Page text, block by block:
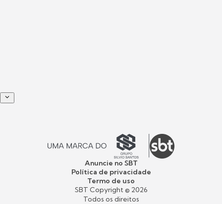
Anuncie no SBT
Política de privacidade
Termo de uso
SBT Copyright © 2026
Todos os direitos